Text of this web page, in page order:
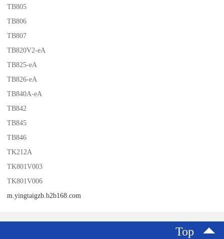
TB805
TB806
TB807
TB820V2-eA
TB825-eA
TB826-eA
TB840A-eA
TB842
TB845
TB846
TK212A
TK801V003
TK801V006
m.yingtaigzb.b2b168.com
Top